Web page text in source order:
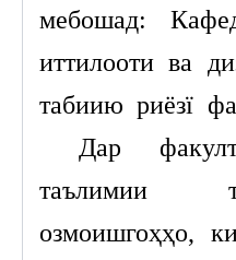
мебошад:
иттилооти ва
табиию риёзї
Дар
таълимии
озмоишгоҳҳо,